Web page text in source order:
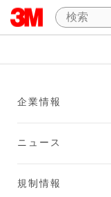
企業情報
ニュース
規制情報